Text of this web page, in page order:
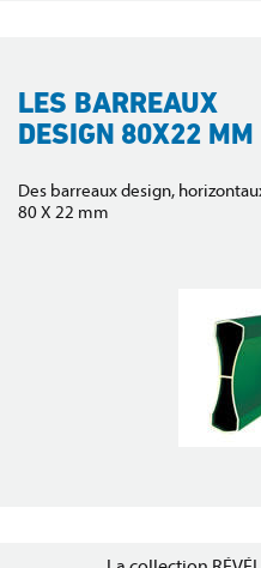
LES BARREAUX
DESIGN 80X22 MM
Des barreaux design,
80 X 22 mm